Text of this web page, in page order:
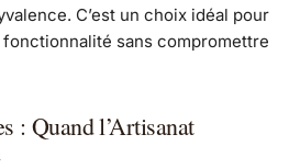
C’est un choix idéal pour
sans compromettre
: Quand l’Artisanat